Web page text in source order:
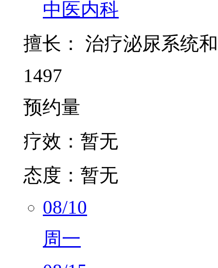
中医内科
擅长：
治疗泌尿系统
1497
预约量
疗效： 暂无
态度： 暂无
08/10
周一